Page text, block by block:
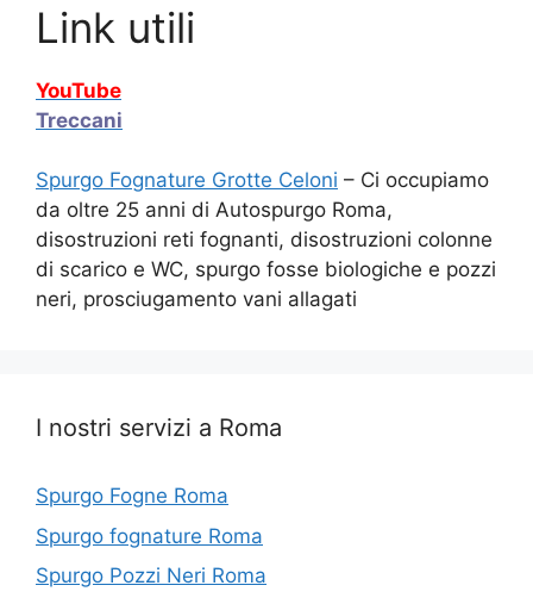
Link utili
YouTube
Treccani
Spurgo Fognature Grotte Celoni – Ci occupiamo
da oltre 25 anni di Autospurgo Roma,
disostruzioni reti fognanti, disostruzioni colonne
di scarico e WC, spurgo fosse biologiche e pozzi
neri, prosciugamento vani allagati
I nostri servizi a Roma
Spurgo Fogne Roma
Spurgo fognature Roma
Spurgo Pozzi Neri Roma